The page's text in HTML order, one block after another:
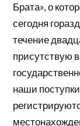
Брата», о
сегодня
течение
присутствую
наши